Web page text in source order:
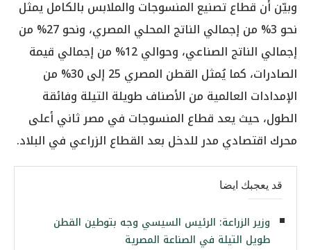
وبيّن أن قطاع تصنيع المنسوجات والملابس بالكامل يمثل
نحو 3% من إجمالي الناتج المحلي المصري، ونحو 27% من
إجمالي الناتج الصناعي، وحوالي 12% من إجمالي قيمة
الصادرات، كما يُمثل القطن المصري 25 إلى 30% من
الإمدادات العالمية من الأصناف طويلة التيلة وفائقة
الطول، حيث يعد قطاع المنسوجات في مصر ثاني أعلى
محرك اقتصادي مدر للدخل بعد القطاع الزراعي في البلاد.
قد يعجبك ايضا
وزير الزراعة: الرئيس السيسي وجه بتوطين القطن
طويل التيلة في الصناعة المصرية